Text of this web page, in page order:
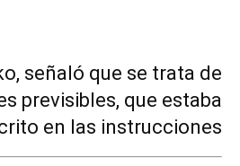
señaló que se trata de
previsibles, que estaba
en las instrucciones